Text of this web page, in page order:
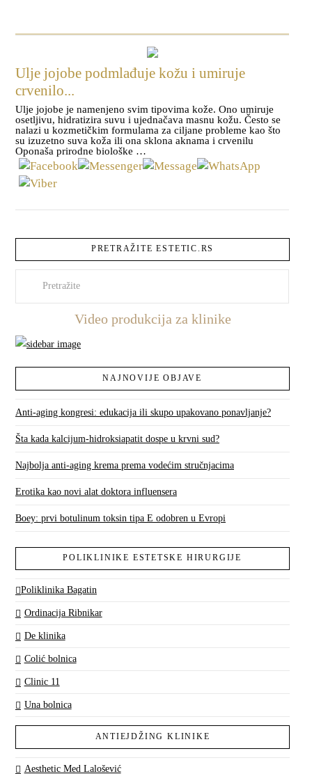
Ulje jojobe podmlađuje kožu i umiruje
crvenilo...
Ulje jojobe je namenjeno svim tipovima kože. Ono umiruje
osetljivu, hidratizira suvu i ujednačava masnu kožu. Često se
nalazi u kozmetičkim formulama za ciljane probleme kao što
su izuzetno suva koža ili ona sklona aknama i crvenilu
Oponaša prirodne biološke …
PRETRAŽITE ESTETIC.RS
Video produkcija za klinike
NAJNOVIJE OBJAVE
Anti-aging kongresi: edukacija ili skupo upakovano ponavljanje?
Šta kada kalcijum-hidroksiapatit dospe u krvni sud?
Najbolja anti-aging krema prema vodećim stručnjacima
Erotika kao novi alat doktora influensera
Boey: prvi botulinum toksin tipa E odobren u Evropi
POLIKLINIKE ESTETSKE HIRURGIJE
Poliklinika Bagatin
Ordinacija Ribnikar
De klinika
Colić bolnica
Clinic 11
Una bolnica
ANTIEJDŽING KLINIKE
Aesthetic Med Lalošević